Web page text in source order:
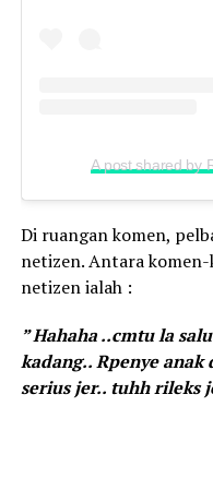
A post shared by
Di ruangan komen,
netizen. Antara
netizen ialah :
” Hahaha ..cmtu la
kadang.. Rpenye
serius jer.. tuhh rileks